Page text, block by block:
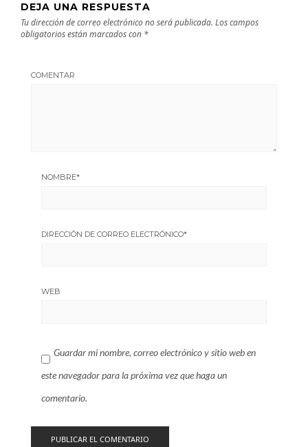
DEJA UNA RESPUESTA
Tu dirección de correo electrónico no será publicada. Los campos
obligatorios están marcados con *
COMENTAR
NOMBRE*
DIRECCIÓN DE CORREO ELECTRÓNICO*
WEB
Guardar mi nombre, correo electrónico y sitio web en
este navegador para la próxima vez que haga un
comentario.